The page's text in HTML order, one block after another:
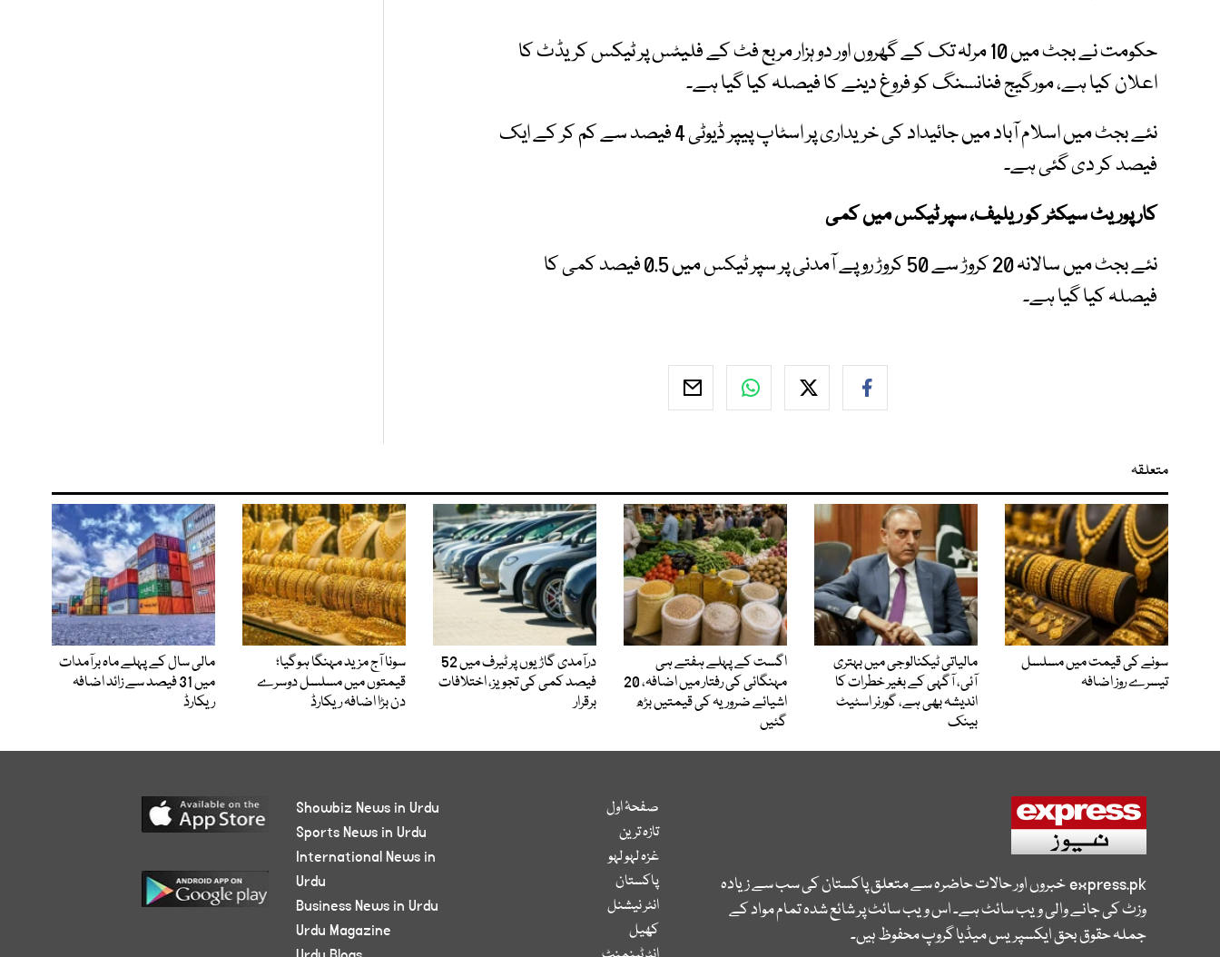
حکومت نے بجٹ میں 10 مرلہ تک کے گھروں اور دو ہزار مربع فٹ کے فلیٹس پر ٹیکس کریڈٹ کا
اعلان کیا ہے، مورگیج فنانسنگ کو فروغ دینے کا فیصلہ کیا گیا ہے۔
نئے بجٹ میں اسلام آباد میں جائیداد کی خریداری پر اسٹاپ پیپر ڈیوٹی 4 فیصد سے کم کر کے ایک
فیصد کر دی گئی ہے۔
کارپوریٹ سیکٹر کو ریلیف، سپر ٹیکس میں کمی
نئے بجٹ میں سالانہ 20 کروڑ سے 50 کروڑ روپے آمدنی پر سپر ٹیکس میں 0.5 فیصد کمی کا
فیصلہ کیا گیا ہے۔
متعلقہ
سونے کی قیمت میں مسلسل
تیسرے روز اضافہ
مالیاتی ٹیکنالوجی میں بہتری
آئی، آگہی کے بغیر خطرات کا
اندیشہ بھی ہے، گورنر اسٹیٹ
بینک
اگست کے پہلے ہفتے ہی
مہنگائی کی رفتار میں اضافہ، 20
اشیائے ضروریہ کی قیمتیں بڑھ
گئیں
درآمدی گاڑیوں پر ٹیرف میں 52
فیصد کمی کی تجویز، اختلافات
برقرار
سونا آج مزید مہنگا ہوگیا؛
قیمتوں میں مسلسل دوسرے
دن بڑا اضافہ ریکارڈ
مالی سال کے پہلے ماہ برآمدات
میں 31 فیصد سے زائد اضافہ
ریکارڈ
express.pkخبروں اور حالات حاضرہ سے متعلق پاکستان کی سب سے زیادہ
وزٹ کی جانے والی ویب سائٹ ہے۔ اس ویب سائٹ پر شائع شدہ تمام مواد کے
جملہ حقوق بحق ایکسپریس میڈیا گروپ محفوظ ہیں۔
صفحۂ اول
تازہ ترین
غزہ لہو لہو
پاکستان
انٹر نیشنل
کھیل
Showbiz News in Urdu
Sports News in Urdu
International News in
Urdu
Business News in Urdu
Urdu Magazine